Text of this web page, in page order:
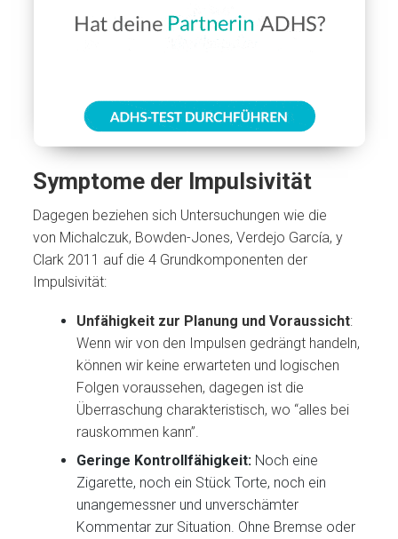
Symptome der Impulsivität
Dagegen beziehen sich Untersuchungen wie die
von Michalczuk, Bowden-Jones, Verdejo García, y
Clark 2011 auf die 4 Grundkomponenten der
Impulsivität:
Unfähigkeit zur Planung und Voraussicht:
Wenn wir von den Impulsen gedrängt handeln,
können wir keine erwarteten und logischen
Folgen voraussehen, dagegen ist die
Überraschung charakteristisch, wo “alles bei
rauskommen kann”.
Geringe Kontrollfähigkeit: Noch eine
Zigarette, noch ein Stück Torte, noch ein
unangemessner und unverschämter
Kommentar zur Situation. Ohne Bremse oder